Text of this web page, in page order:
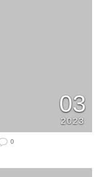
03
2023
0